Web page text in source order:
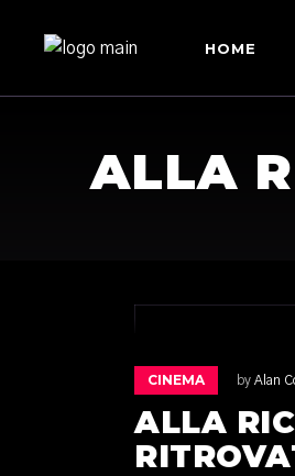
HOME
ALLA
CINEMA by Alan
ALLA